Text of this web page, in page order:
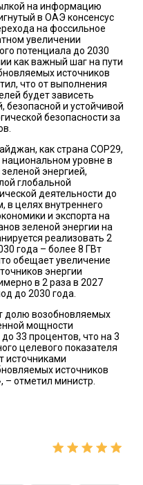
на информацию
в ОАЭ консенсус
на фоссильное
увеличении
потенциала до 2030
как важный шаг на пути
источников
что от выполнения
будет зависеть
безопасной и устойчивой
безопасности за
как страна COP29,
национальном уровне в
энергией,
глобальной
деятельности до
в целях внутреннего
и экспорта на
зеленой энергии на
реализовать 2
года – более 8 ГВт
обещает увеличение
энергии
в 2 раза в 2027
до 2030 года.
долю возобновляемых
мощности
33 процентов, что на 3
целевого показателя
источниками
источников
– отметил министр.